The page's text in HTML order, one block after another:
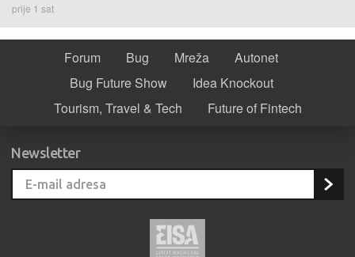
prije 1 sat
Forum Bug Mreža
Autonet
Bug Future Show
Idea Knockout
Tourism, Travel & Tech
Future of Fintech
Newsletter